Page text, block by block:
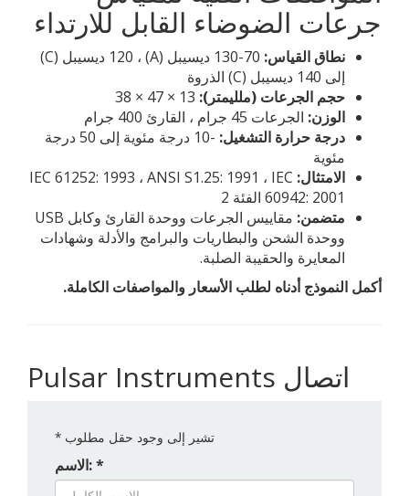
جرعات الضوضاء القابل للارتداء
نطاق القياس:
70-130 ديسيبل (A) ، 120 ديسيبل (C)
إلى 140 ديسيبل (C) الذروة
حجم الجرعات (ملليمتر):
الوزن: الجرعات 45 جرام ، القارئ 400 جرام
درجة حرارة التشغيل:
-10 درجة مئوية إلى 50 درجة
مئوية
الامتثال: IEC 61252: 1993 ، ANSI S1.25: 1991 ، IEC
60942: 2001 الفئة 2
متضمن:
مقاييس الجرعات ووحدة القارئ وكابل USB
ووحدة الشحن والبطاريات والبرامج والأدلة وشهادات
المعايرة والحقيبة الصلبة.
أكمل النموذج أدناه لطلب الأسعار والمواصفات الكاملة.
Pulsar Instruments اتصال
* تشير إلى وجود حقل مطلوب
الاسم: *